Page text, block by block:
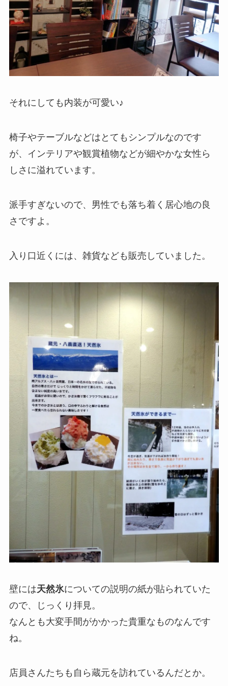
それにしても内装が可愛い♪
椅子やテーブルなどはとてもシンプルなのです
が、インテリアや観賞植物などが細やかな女性ら
しさに溢れています。
派手すぎないので、男性でも落ち着く居心地の良
さですよ。
入り口近くには、雑貨なども販売していました。
壁には天然氷についての説明の紙が貼られていた
ので、じっくり拝見。
なんとも大変手間がかかった貴重なものなんです
ね。
店員さんたちも自ら蔵元を訪れているんだとか。